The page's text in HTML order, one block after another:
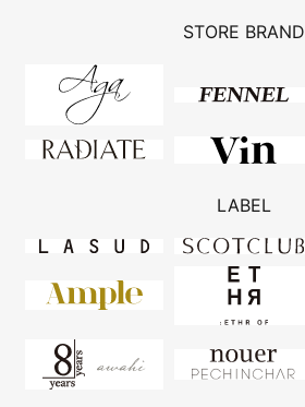
STORE BRAND
LABEL